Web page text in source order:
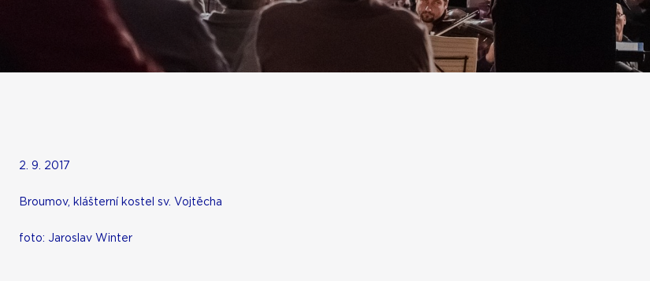
2. 9. 2017
Broumov, klášterní kostel sv. Vojtěcha
foto: Jaroslav Winter